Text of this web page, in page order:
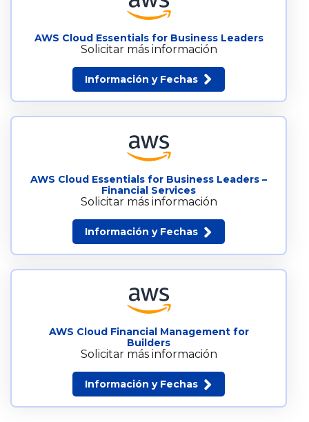
AWS Cloud Essentials for Business Leaders
Solicitar más información
Información y Fechas
AWS Cloud Essentials for Business Leaders –
Financial Services
Solicitar más información
Información y Fechas
AWS Cloud Financial Management for
Builders
Solicitar más información
Información y Fechas